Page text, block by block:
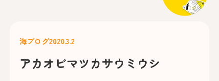
海ブログ2020.3.2
アカオビマツカサウミウシ